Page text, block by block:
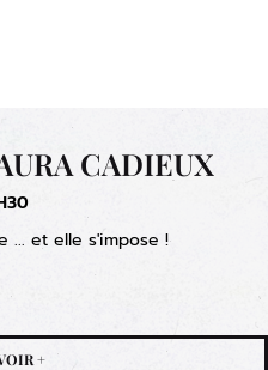
CADIEUX
... et elle s'impose !
+